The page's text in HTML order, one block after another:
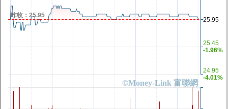
©Money-Link 富聯網
昨收：25.95
24.95
-4.01%
25.45
-1.96%
25.95